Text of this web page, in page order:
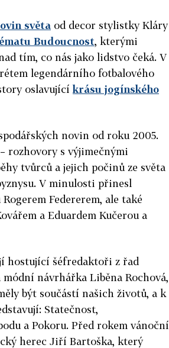
světa od decor stylistky Kláry
Budoucnost, kterými
tím, co nás jako lidstvo čeká. V
legendárního fotbalového
oslavujícíkrásu jogínského
novin od roku 2005.
rozhovory s výjimečnými
tvůrců a jejich počinů ze světa
V minulosti přinesl
Federerem, ale také
a Eduardem Kučerou a
hostující šéfredaktoři z řad
návrhářka Liběna Rochová,
být součástí našich životů, a k
Statečnost,
a Pokoru. Před rokem vánoční
herec Jiří Bartoška, který